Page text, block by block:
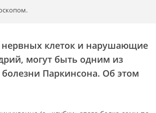
клеток и нарушающие
могут быть одним из
Паркинсона. Об этом